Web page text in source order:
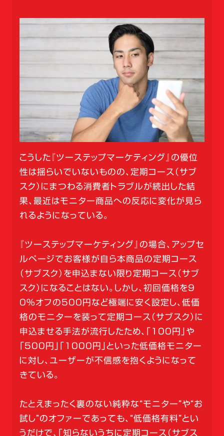
こうした『ツーステップマーケティング』の優位
性は揺らいでいないものの、定期コース（サブ
スク）にまつわる消費者トラブルが続出した結
果、最近はモニター商品への反応に変化が見ら
れるようになっている。
『ツーステップマーケティング』の場合、アップセ
ルページでお客様が自ら本商品の定期コース
（サブスク）を申込まない限り定期コース（サブ
スク）になることはない。しかし、初回価格を9
0％オフの500円など極端に安く設定し、低価
格のモニターを装って定期コース（サブスク）に
申込ませる手法が流行したため、「100円」や
「500円」「1000円」といった低価格モニター
に対し、ユーザーが不信感を抱くようになって
きている。
たとえまったく裏のない純粋な“モニター”や“お
試し”のオファーであっても、“低価格有料”とい
うだけで、「知らないうちに定期コース（サブス